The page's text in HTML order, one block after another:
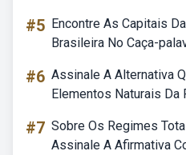
#5 Encontre As Capitais
Brasileira No Caça-
#6 Assinale A Alternativa
Elementos Naturais Da
#7 Sobre Os Regimes
Assinale A Afirmativa